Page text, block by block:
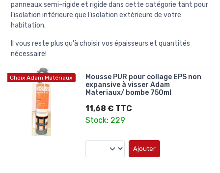
panneaux semi-rigide et rigide dans cette catégorie tant pour
l'isolation intérieure que l'isolation extérieure de votre
habitation.
Il vous reste plus qu'à choisir vos épaisseurs et quantités
nécessaire!
Choix Adam Matériaux
Mousse PUR pour collage EPS non
expansive à visser Adam
Materiaux/ bombe 750ml
11,68 € TTC
Stock: 229
Ajouter